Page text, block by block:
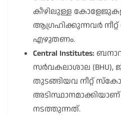
കീഴിലുള്ള
ആഗ്രഹിക്കുന്നവർ
എഴുതണം.
Central Institutes:
സർവകലാശാല (BHU),
തുടങ്ങിയവ നീറ്റ്
നടത്തുന്നത്.